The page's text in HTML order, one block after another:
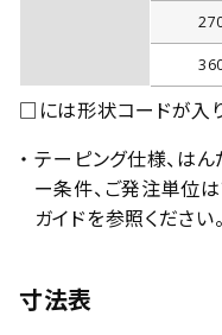
□には形状コードが入り
・ テーピング仕様、は
ー条件、ご発注単位
ガイドを参照ください。
寸法表